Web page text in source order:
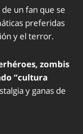
un fan que se
preferidas
y el terror.
zombis
“cultura
y ganas de